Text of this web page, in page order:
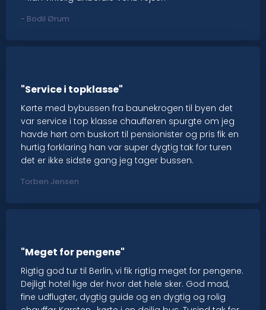
- Bodil Ørum​
"Service i topklasse"
Kørte med bybussen fra baunekrogen til byen det
var service i top klasse chaufføren spurgte om jeg
havde hørt om buskort til pensionister og pris fik en
hurtig forklaring han var super dygtig tak for turen
det er ikke sidste gang jeg tager bussen.
Torben Jensen
"Meget for pengene"
Rigtig god tur til Berlin, vi fik rigtig meget for pengene.
Dejligt hotel lige der hvor det hele sker. God mad,
fine udflugter, dygtig guide og en dygtig og rolig